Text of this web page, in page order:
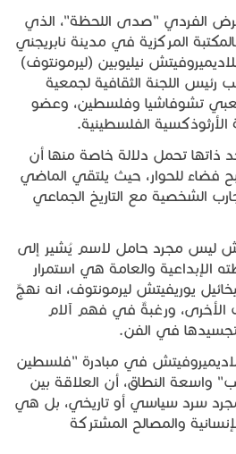
الفردي "صدى اللحظة"، الذي
المركزية في مدينة نابريجني
نيليوبين (ليرمونتوف)
اللجنة الثقافية لجمعية
تشوفاشيا وفلسطين، وعضو
الفلسطينية.
ذاتها تحمل دلالة خاصة منها أن
فضاءً للحوار، حيث يلتقي الماضي
الشخصية مع التاريخ الجماعي
ليس مجرد حامل لاسم يُشير إلى
والعامة هي استمرار
يوريفيتش ليرمونتوف، انه نهجٌ
الأخرى، ورغبةٌ في فهم آلام
في الفن.
في مبادرة "فلسطين
واسعة النطاق، أن العلاقة بين
سرد سياسي أو تاريخي، بل هي
والمصالح المشتركة